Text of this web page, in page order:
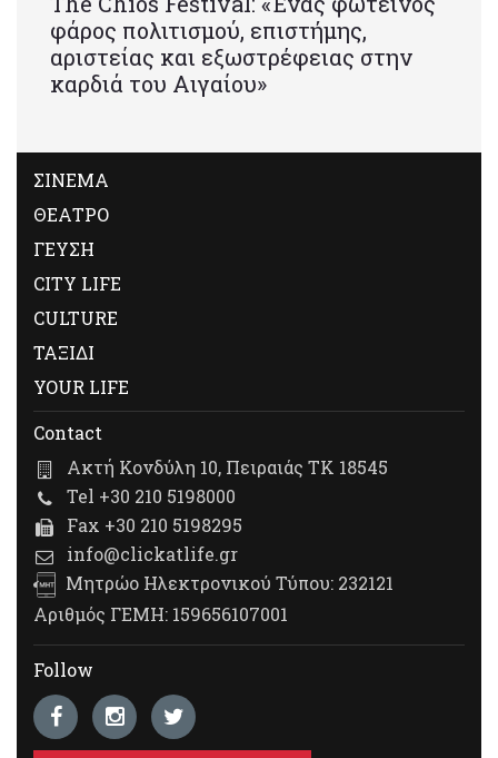
φάρος πολιτισμού, επιστήμης,
αριστείας και εξωστρέφειας στην
καρδιά του Αιγαίου»
ΣΙΝΕΜΑ
ΘΕΑΤΡΟ
ΓΕΥΣΗ
CITY LIFE
CULTURE
ΤΑΞΙΔΙ
YOUR LIFE
Contact
Ακτή Κονδύλη 10, Πειραιάς ΤΚ 18545
Tel +30 210 5198000
Fax +30 210 5198295
info@clickatlife.gr
Μητρώο Ηλεκτρονικού Τύπου: 232121
Αριθμός ΓΕΜΗ: 159656107001
Follow